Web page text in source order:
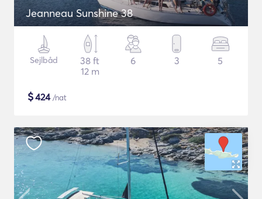
Jeanneau Sunshine 38
Sejlbåd
38 ft
12 m
6 3 5
$424/nat